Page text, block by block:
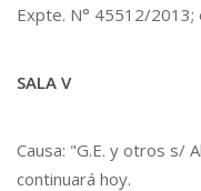
Expte. N° 45512/2013;
SALA V
Causa: "G.E. y otros s/
continuará hoy.